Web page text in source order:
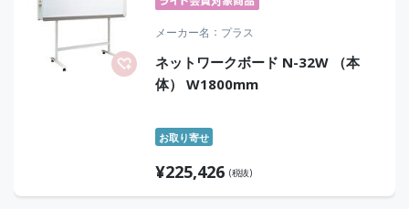
メーカー名 プラス
ネットワークボード N-32W （本
体） W1800mm
お取り寄せ
¥225,426 (税抜)